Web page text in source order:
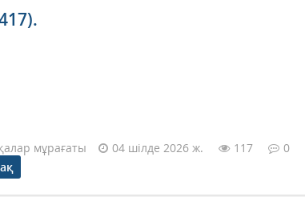
мұрағаты 04 шілде 2026 ж. 117
0